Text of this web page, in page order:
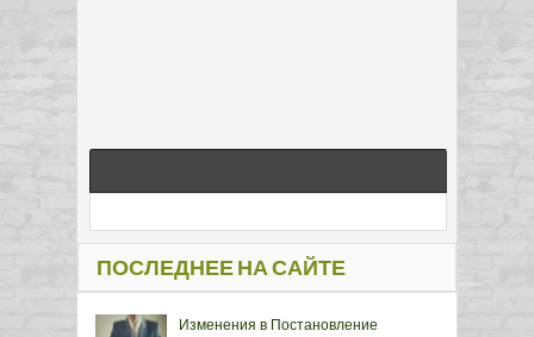
ПОСЛЕДНЕЕ НА САЙТЕ
Изменения в Постановление